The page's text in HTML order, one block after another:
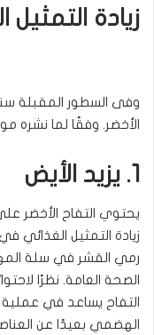
زيادة
وفى السطور المقبلة
الأخضر. وفقًا لما نشره
1. يزيد الأيض
يحتوي التفاح الأخضر
زيادة التمثيل الغذائي
رمي القشر في سلة
الصحة العامة. نظرًا
التفاح يساعد في عملية
الهضمي بعيدًا عن